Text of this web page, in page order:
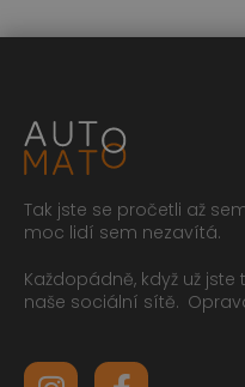
Tak jste se pročetli až
moc lidí sem nezavítá.
Každopádně, když už
naše sociální sítě.